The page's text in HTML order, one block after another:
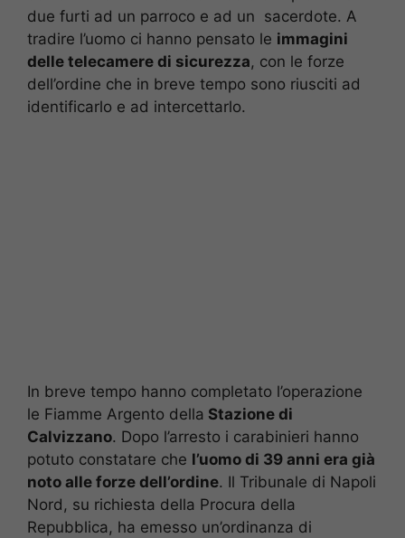
due furti ad un parroco e ad un sacerdote. A
tradire l’uomo ci hanno pensato le immagini
delle telecamere di sicurezza, con le forze
dell’ordine che in breve tempo sono riusciti ad
identificarlo e ad intercettarlo.
In breve tempo hanno completato l’operazione
le Fiamme Argento della Stazione di
Calvizzano. Dopo l’arresto i carabinieri hanno
potuto constatare che l’uomo di 39 anni era già
noto alle forze dell’ordine. Il Tribunale di Napoli
Nord, su richiesta della Procura della
Repubblica, ha emesso un’ordinanza di